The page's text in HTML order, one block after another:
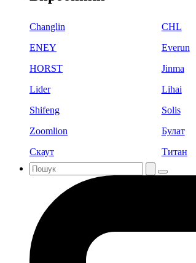
Changlin CHL
ENEY
Everun
HORST
Jinma
Lider
Lihai
Shifeng
Solis
Zoomlion
Булат
Скаут
Титан